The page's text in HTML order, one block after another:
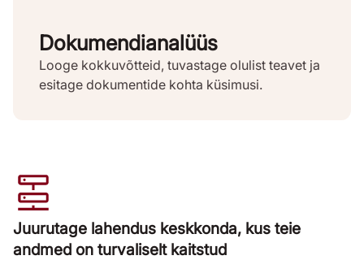
Dokumendianalüüs
Looge kokkuvõtteid, tuvastage olulist teavet ja
esitage dokumentide kohta küsimusi.
Juurutage lahendus keskkonda, kus teie
andmed on turvaliselt kaitstud